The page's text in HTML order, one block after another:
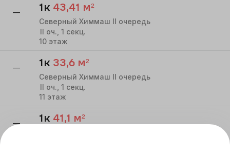
— 1к 43,41 м²
Северный Химмаш II очередь
II оч., 1 секц.
10 этаж
— 1к 33,6 м²
Северный Химмаш II очередь
II оч., 1 секц.
11 этаж
— 1к 41,1 м²